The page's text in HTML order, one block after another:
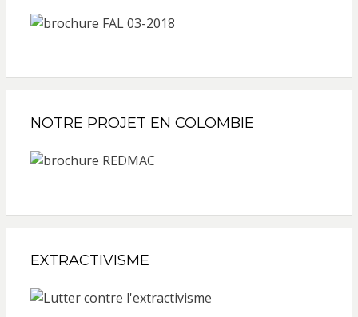
NOTRE PROJET EN COLOMBIE
EXTRACTIVISME